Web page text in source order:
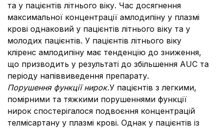
та у пацієнтів літнього віку. Час досягнення
максимальної концентрації амлодипіну у плазмі
крові однаковий у пацієнтів літнього віку та у
молодих пацієнтів. У пацієнтів літнього віку
кліренс амлодипіну має тенденцію до зниження,
що призводить у результаті до збільшення AUC та
періоду напіввиведення препарату.
Порушення функції нирок.У пацієнтів з легкими,
помірними та тяжкими порушеннями функції
нирок спостерігалося подвоєння концентрацій
телмісартану у плазмі крові. Однак у пацієнтів із